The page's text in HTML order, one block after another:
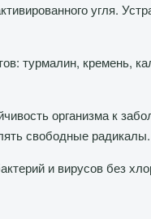
угля.
турмалин, кремень,
организма к
свободные радикалы.
и вирусов без